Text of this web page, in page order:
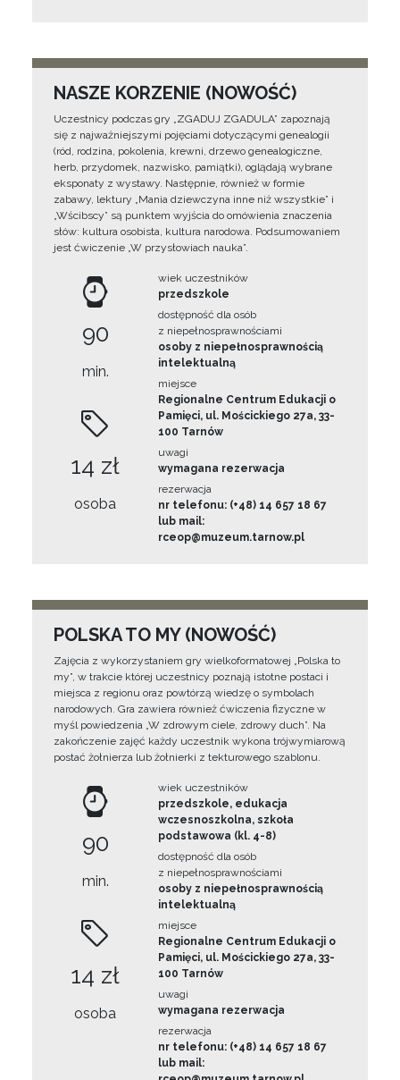
NASZE KORZENIE (NOWOŚĆ)
Uczestnicy podczas gry „ZGADUJ ZGADULA” zapoznają
się z najważniejszymi pojęciami dotyczącymi genealogii
(ród, rodzina, pokolenia, krewni, drzewo genealogiczne,
herb, przydomek, nazwisko, pamiątki), oglądają wybrane
eksponaty z wystawy. Następnie, również w formie
zabawy, lektury „Mania dziewczyna inne niż wszystkie” i
„Wścibscy” są punktem wyjścia do omówienia znaczenia
słów: kultura osobista, kultura narodowa. Podsumowaniem
jest ćwiczenie „W przysłowiach nauka”.
90
min.
14 zł
osoba
wiek uczestników
przedszkole
dostępność dla osób
z niepełnosprawnościami
osoby z niepełnosprawnością
intelektualną
miejsce
Regionalne Centrum Edukacji o
Pamięci, ul. Mościckiego 27a, 33-
100 Tarnów
uwagi
wymagana rezerwacja
rezerwacja
nr telefonu: (+48) 14 657 18 67
lub mail:
rceop@muzeum.tarnow.pl
POLSKA TO MY (NOWOŚĆ)
Zajęcia z wykorzystaniem gry wielkoformatowej „Polska to
my”, w trakcie której uczestnicy poznają istotne postaci i
miejsca z regionu oraz powtórzą wiedzę o symbolach
narodowych. Gra zawiera również ćwiczenia fizyczne w
myśl powiedzenia „W zdrowym ciele, zdrowy duch”. Na
zakończenie zajęć każdy uczestnik wykona trójwymiarową
postać żołnierza lub żołnierki z tekturowego szablonu.
90
min.
14 zł
osoba
wiek uczestników
przedszkole, edukacja
wczesnoszkolna, szkoła
podstawowa (kl. 4-8)
dostępność dla osób
z niepełnosprawnościami
osoby z niepełnosprawnością
intelektualną
miejsce
Regionalne Centrum Edukacji o
Pamięci, ul. Mościckiego 27a, 33-
100 Tarnów
uwagi
wymagana rezerwacja
rezerwacja
nr telefonu: (+48) 14 657 18 67
lub mail: